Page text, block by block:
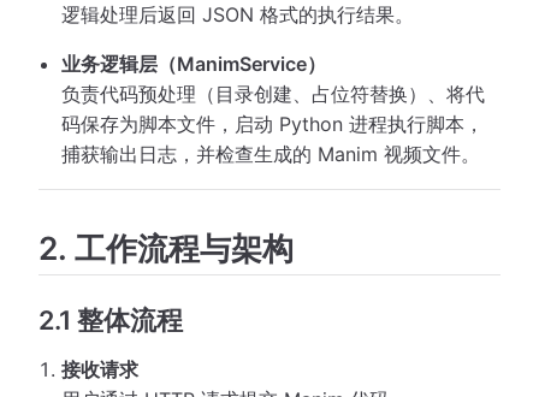
逻辑处理后返回 JSON 格式的执行结果。
业务逻辑层（ManimService）
负责代码预处理（目录创建、占位符替换）、将代
码保存为脚本文件，启动 Python 进程执行脚本，
捕获输出日志，并检查生成的 Manim 视频文件。
2. 工作流程与架构
2.1 整体流程
接收请求